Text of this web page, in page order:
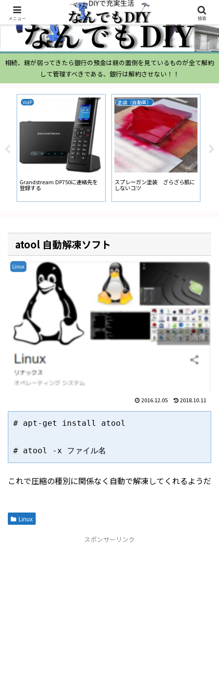
相続、親が弱ってきたら銀行の預金は親の面倒を見ているものが全て解約
して管理すべきである、銀行は解約させない！！
VoIP
Grandstream DP750に連絡先を
登録する
塗装（自動車）
スプレーガン塗装 ざらざら肌に
しないコツ
ム
atool 自動解凍ソフト
Linux
2016.12.05 2018.10.11
# apt-get install atool
これで圧縮の種別に関係なく自動で解凍してくれるようだ
Linux
スポンサーリンク
メニュー 検索